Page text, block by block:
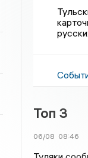
Топ 3
06/08 08:46